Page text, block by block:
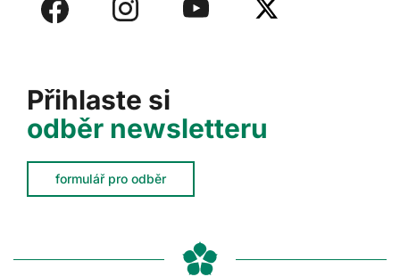
Přihlaste si
odběr newsletteru
formulář pro odběr